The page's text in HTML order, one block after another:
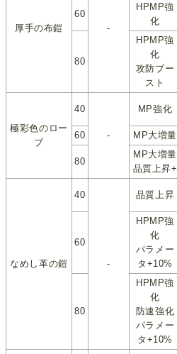
厚手の布鎧 -
60
HPMP強
化
80
HPMP強
化
攻防ブー
スト
極彩色のロー
ブ
40
-
MP強化
60
MP大増量
80
MP大増量
品質上昇+
なめし革の鎧
40
-
品質上昇
60
HPMP強
化
パラメー
タ+10%
80
HPMP強
化
防速強化
パラメー
タ+10%